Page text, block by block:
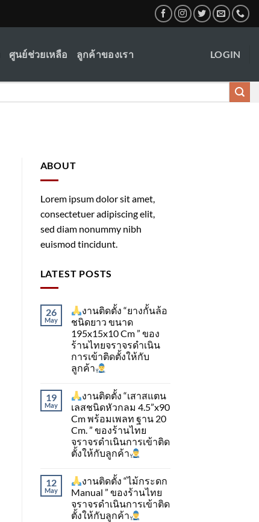
ศูนย์ช่วยเหลือ ลูกค้าของเรา LOGIN
ABOUT
Lorem ipsum dolor sit amet,
consectetuer adipiscing elit,
sed diam nonummy nibh
euismod tincidunt.
LATEST POSTS
26
May
งานติดตั้ง “ยางกั้นล้อ
ชนิดยาว ขนาด
195x15x10 Cm ” ของ
ร้านไทยจราจรดำเนิน
การเข้าติดตั้ง​ให้กับ
ลูกค้า
19
May
งานติดตั้ง “เสาสแตน
เลสชนิดหัวกลม 4.5”x90
Cm พร้อมเพลท ฐาน 20
Cm. ” ของร้านไทย
จราจรดำเนินการเข้าติด
ตั้ง​ให้กับลูกค้า
12
May
งานติดตั้ง “ไม้กระดก
Manual ” ของร้านไทย
จราจรดำเนินการเข้าติด
ตั้ง​ให้กับลูกค้า